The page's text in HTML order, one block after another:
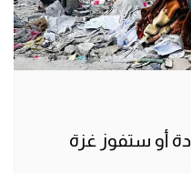
أو ستفوز غزة